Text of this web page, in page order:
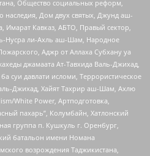
Общество социальных реформ,
наследия, Дом двух святых, Джунд аш-
Имарат Кавказ, АБТО, Правый сектор,
Нусра ли-Ахль аш-Шам, Народное
Аджр от Аллаха Субхану уа
джамаата Ат-Тавхида Валь-Джихад,
суи давлати исломи, Террористическое
Джихад, Хайят Тахрир аш-Шам, Ахлю
White Power, Артподготовка,
пахарь”, Колумбайн, Хатлонский
группа п. Кушкуль г. Оренбург,
батальон имени Номана
возрождения Таджикистана,